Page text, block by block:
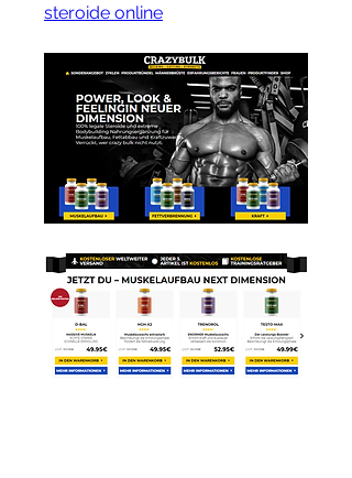
steroide online